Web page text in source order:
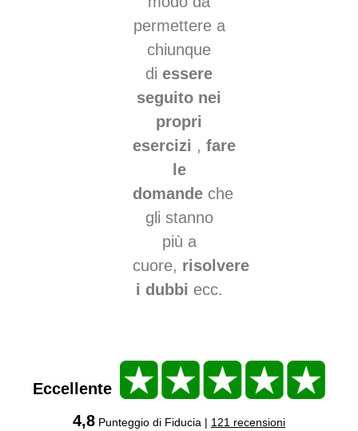
permettere a
chiunque
di essere
seguito nei
propri
esercizi , fare
le
domande che
gli stanno
più a
cuore, risolvere
i dubbi ecc.
Eccellente
4,8 Punteggio di Fiducia | 121 recensioni